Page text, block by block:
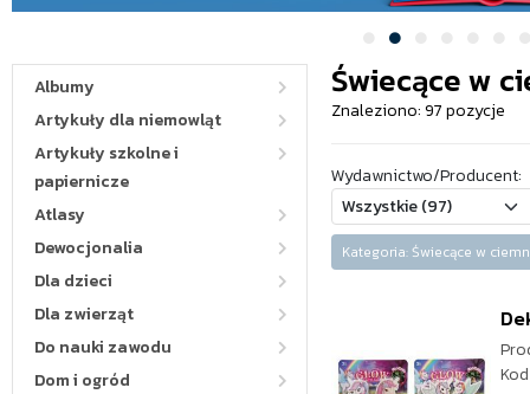
Albumy
Artykuły dla niemowląt
Artykuły szkolne i
papiernicze
Atlasy
Dewocjonalia
Dla dzieci
Dla zwierząt
Do nauki zawodu
Dom i ogród
Świecące w
Znaleziono: 97 pozycje
Wydawnictwo/Producent:
Kategoria: Świecące w